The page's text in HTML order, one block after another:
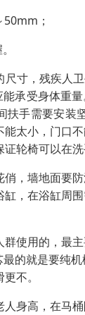
；
寸，残疾人
承受身体重
扶手需要安
太小，门口
轮椅可以在洗
，墙地面要
，在浴缸周
使用的，最
的就是要纯
不。
身高，在马